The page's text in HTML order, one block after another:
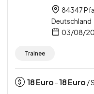
84347
Deutschland
03/08/
Trainee
18Euro -18Euro /